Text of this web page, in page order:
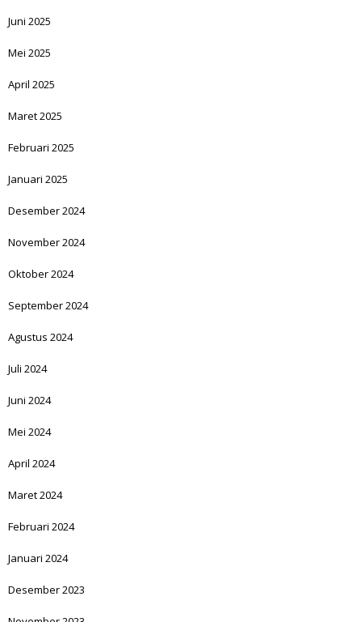
Juni 2025
Mei 2025
April 2025
Maret 2025
Februari 2025
Januari 2025
Desember 2024
November 2024
Oktober 2024
September 2024
Agustus 2024
Juli 2024
Juni 2024
Mei 2024
April 2024
Maret 2024
Februari 2024
Januari 2024
Desember 2023